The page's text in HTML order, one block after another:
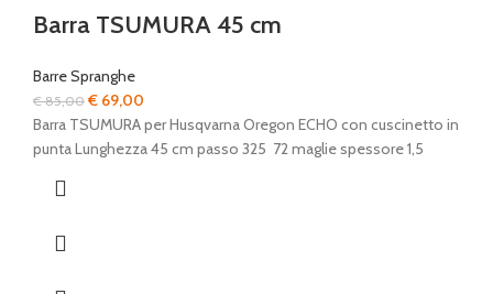
Barra TSUMURA 45 cm
Barre Spranghe
€85,00Il
prezzo
originale
€ 69,00
prezzo
attuale
Barra TSUMURA per Husqvarna Oregon ECHO con cuscinetto in
punta Lunghezza 45 cm passo 325 72 maglie spessore 1,5